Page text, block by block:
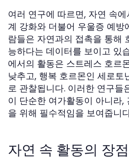
여러 연구에 따르면, 자연 속
계 강화와 더불어 우울증 예방
람들은 자연과의 접촉을 통해
능하다는 데이터를 보이고 있
에서의 활동은 스트레스 호르
낮추고, 행복 호르몬인 세로토
로 관찰됩니다. 이러한 연구들
이 단순한 여가활동이 아니라,
을 위해 필수적임을 보여줍니
자연 속 활동의 장점